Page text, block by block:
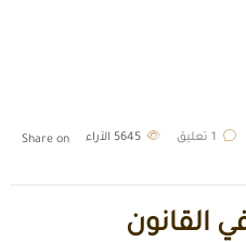
1 تعليق الآراء Share on
القانون